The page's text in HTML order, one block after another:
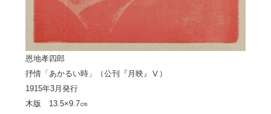
恩地孝四郎
抒情「あかるい時」（公刊『月映』Ⅴ）
1915年3月発行
木版 13.5×9.7㎝